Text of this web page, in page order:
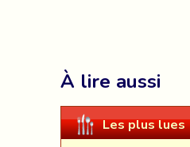
À lire aussi
Les plus lues